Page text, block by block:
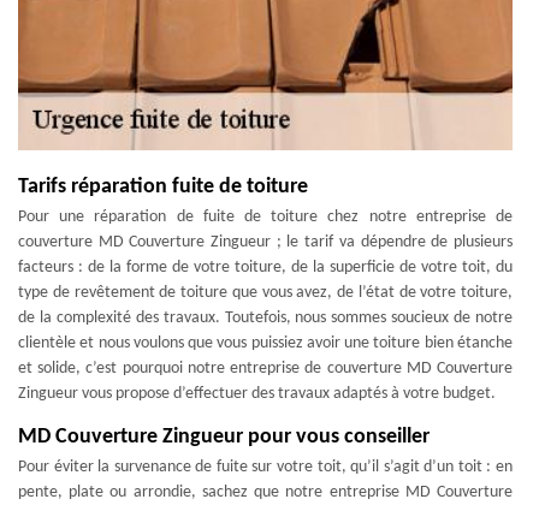
Tarifs réparation fuite de toiture
Pour une réparation de fuite de toiture chez notre entreprise de
couverture MD Couverture Zingueur ; le tarif va dépendre de plusieurs
facteurs : de la forme de votre toiture, de la superficie de votre toit, du
type de revêtement de toiture que vous avez, de l’état de votre toiture,
de la complexité des travaux. Toutefois, nous sommes soucieux de notre
clientèle et nous voulons que vous puissiez avoir une toiture bien étanche
et solide, c’est pourquoi notre entreprise de couverture MD Couverture
Zingueur vous propose d’effectuer des travaux adaptés à votre budget.
MD Couverture Zingueur pour vous conseiller
Pour éviter la survenance de fuite sur votre toit, qu’il s’agit d’un toit : en
pente, plate ou arrondie, sachez que notre entreprise MD Couverture